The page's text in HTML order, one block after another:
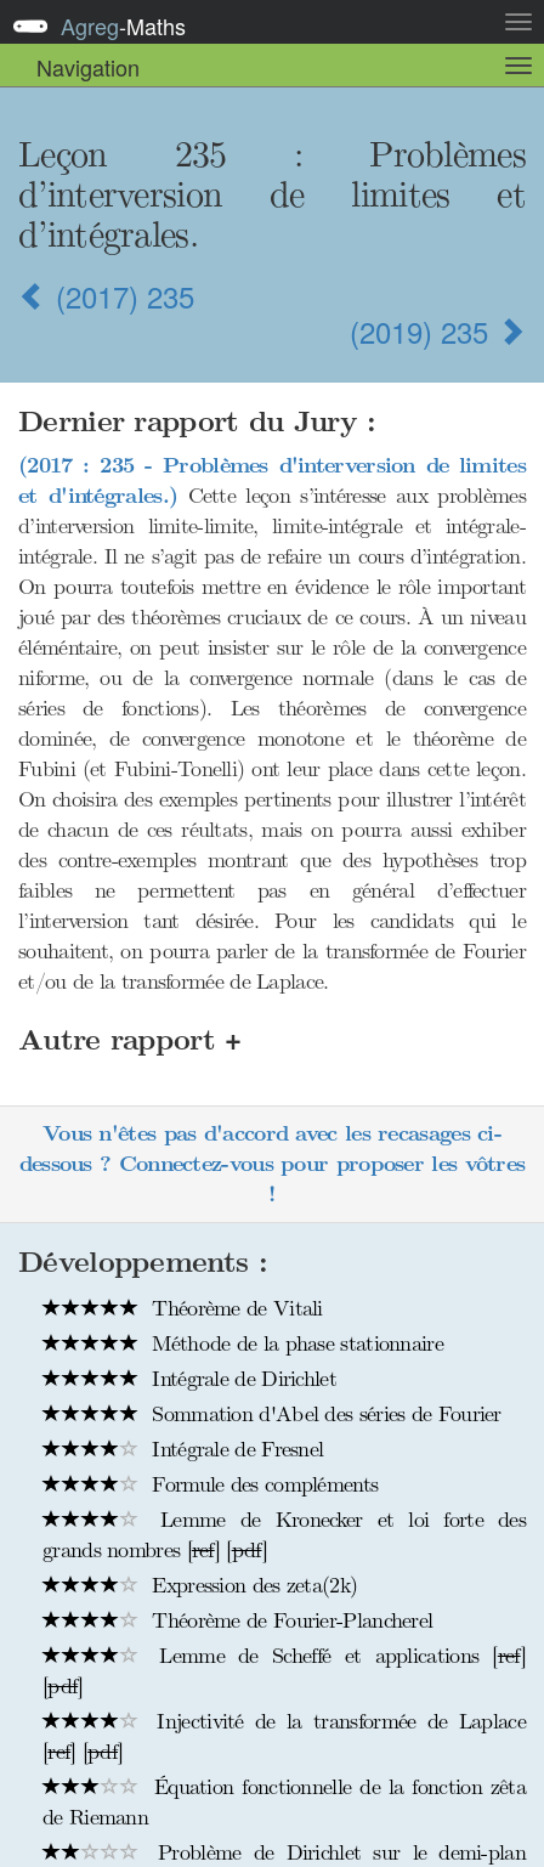
la
Agreg-Maths
Navigation
la
Leçon 235 : Problèmes
d’interversion de limites et
d’intégrales.
(2017) 235
(2019) 235
Dernier rapport du Jury :
(2017 : 235 - Problèmes d'interversion de limites
et d'intégrales.) Cette leçon s’intéresse aux problèmes
d’interversion limite-limite, limite-intégrale et intégrale-
intégrale. Il ne s’agit pas de refaire un cours d’intégration.
On pourra toutefois mettre en évidence le rôle important
joué par des théorèmes cruciaux de ce cours. À un niveau
éléméntaire, on peut insister sur le rôle de la convergence
niforme, ou de la convergence normale (dans le cas de
séries de fonctions). Les théorèmes de convergence
dominée, de convergence monotone et le théorème de
Fubini (et Fubini-Tonelli) ont leur place dans cette leçon.
On choisira des exemples pertinents pour illustrer l’intérêt
de chacun de ces réultats, mais on pourra aussi exhiber
des contre-exemples montrant que des hypothèses trop
faibles ne permettent pas en général d’effectuer
l’interversion tant désirée. Pour les candidats qui le
souhaitent, on pourra parler de la transformée de Fourier
et/ou de la transformée de Laplace.
Autre rapport +
Vous n'êtes pas d'accord avec les recasages ci-
dessous ? Connectez-vous pour proposer les vôtres
!
Développements :
Théorème de Vitali
Méthode de la phase stationnaire
Intégrale de Dirichlet
Sommation d'Abel des séries de Fourier
Intégrale de Fresnel
Formule des compléments
Lemme de Kronecker et loi forte des
grands nombres [ref] [pdf]
Expression des zeta(2k)
Théorème de Fourier-Plancherel
Lemme de Scheffé et applications [ref]
[pdf]
Injectivité de la transformée de Laplace
[ref] [pdf]
Équation fonctionnelle de la fonction zêta
de Riemann
Problème de Dirichlet sur le demi-plan